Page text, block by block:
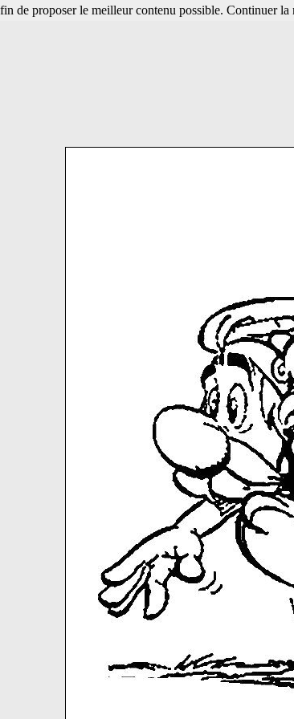
de proposer le meilleur contenu possible. Continuer